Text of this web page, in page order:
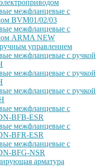
межфланцевые с
BVM01/02/03
межфланцевые с
ARMA NEW
управлением
межфланцевые с ручкой
межфланцевые с ручкой
межфланцевые с ручкой
межфланцевые с
BFB-ESR
межфланцевые с
BFR-ESR
межфланцевые с
BFG-NSR
арматура